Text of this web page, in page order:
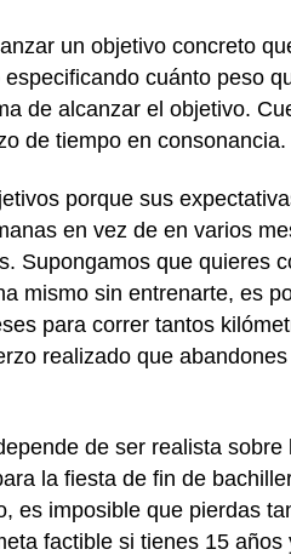
un objetivo concreto
cuánto peso
de alcanzar el objetivo.
de tiempo en consonancia.
porque sus
en vez de en varios
Supongamos que quieres
mismo sin entrenarte, es
para correr tantos
realizado que
de ser realista
la fiesta de fin de
es imposible que pierdas
factible si tienes 15